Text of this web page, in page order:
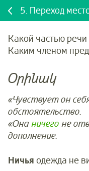
5. Переход
Какой частью
Каким членом
Օրինակ
«Чувствует он
обстоятельство.
«Онаничего не
дополнение.
Ничья одежда не